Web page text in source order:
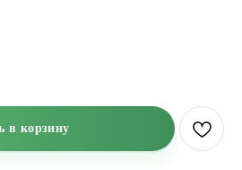
в корзину